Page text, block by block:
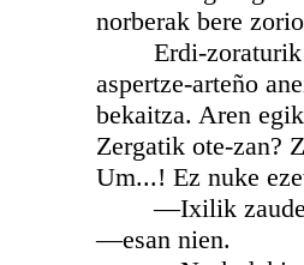
norberak bere
Erdi-zoraturik
aspertze-arteño
bekaitza. Aren
Zergatik ote-zan?
Um...! Ez nuke
—Ixilik zaudete.
—esan nien.